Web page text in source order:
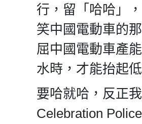
行，留「哈哈」
笑中國電動車的
屈中國電動車產
水時，才能抬起
要哈就哈，反正
Celebration